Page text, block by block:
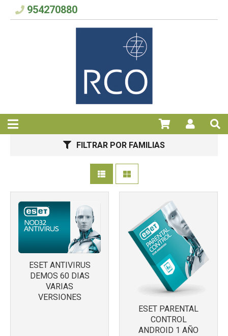
954270880
FILTRAR POR FAMILIAS
ESET ANTIVIRUS
DEMOS 60 DIAS
VARIAS
VERSIONES
ESET PARENTAL
CONTROL
ANDROID 1 AÑO